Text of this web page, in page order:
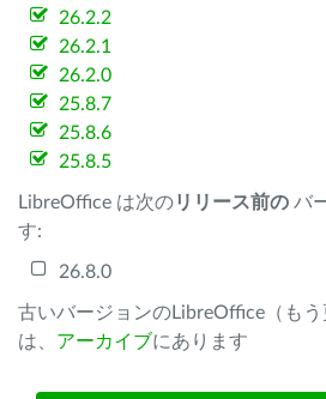
26.2.2
26.2.1
26.2.0
25.8.7
25.8.6
25.8.5
LibreOffice は次のリリース前の バ
す:
26.8.0
古いバージョンのLibreOffice（もう
は、 アーカイブにあります